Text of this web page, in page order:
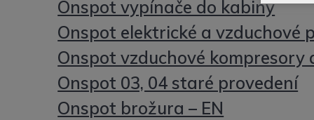
Onspot vypínače do kabiny
Onspot elektrické a vzduchové
Onspot vzduchové kompresory
Onspot 03, 04 staré provedení
Onspot brožura – EN